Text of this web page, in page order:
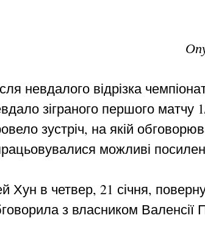
невдалого відрізка
зіграного першого матчу
зустріч, на якій
можливі
Хун в четвер, 21 січня,
з власником Валенсії